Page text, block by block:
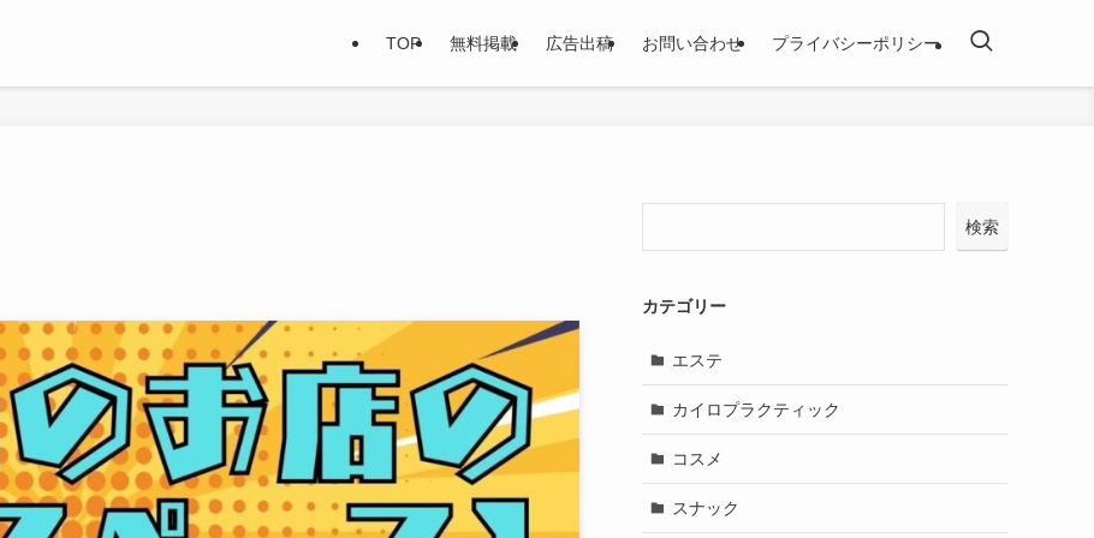
TOP 無料掲載 広告出稿 お問い合わせ プライバシーポリシー
検索
カテゴリー
エステ
カイロプラクティック
コスメ
スナック